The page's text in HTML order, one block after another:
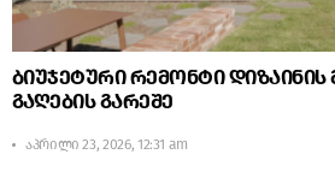
ბიუჯეტური რემონტი
გაღების გარეშე
აპრილი 23, 2026, 12:31 am